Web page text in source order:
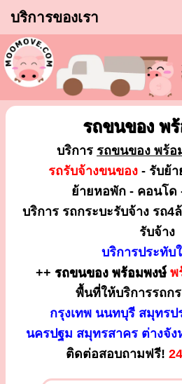
บริการของเรา
รถขนของ พ
บริการ รถขนของ พร้อ
รถรับจ้างขนของ - รับย้
ย้ายหอพัก - คอนโด
บริการ รถกระบะรับจ้าง รถ4
รับจ้าง
บริการประทับ
++ รถขนของ พร้อมพงษ์ พ
พื้นที่ให้บริการรถก
กรุงเทพ นนทบุรี สมุทร
นครปฐม สมุทรสาคร ต่างจั
ติดต่อสอบถามฟรี! 24